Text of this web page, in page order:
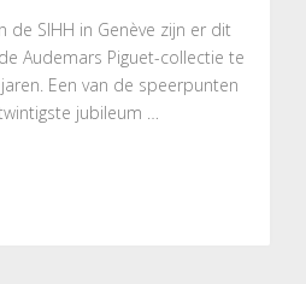
de SIHH in Genève zijn er dit
Audemars Piguet-collectie te
Een van de speerpunten
jubileum …